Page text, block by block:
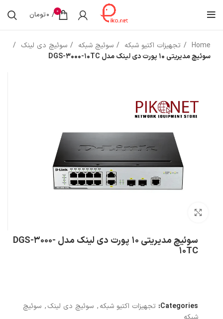
0
/
0تومان
Home تجهیزات اکتیو شبکه سوئیچ شبکه
سوئیچ دی لینک
سوئیچ مدیریتی 10 پورت دی لینک مدل DGS-3000-10TC
سوئیچ مدیریتی 10 پورت دی لینک مدل DGS-3000-
10TC
Categories: تجهیزات اکتیو شبکه, سوئیچ دی لینک, سوئیچ